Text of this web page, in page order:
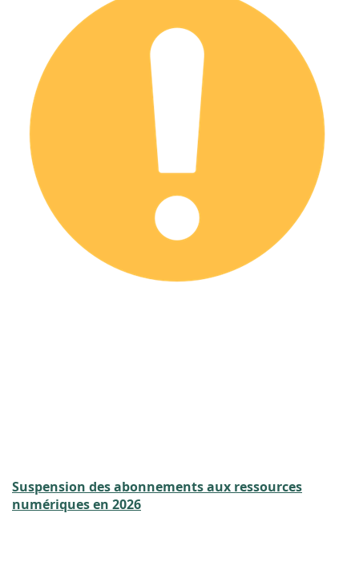
Suspension des abonnements aux ressources
numériques en 2026